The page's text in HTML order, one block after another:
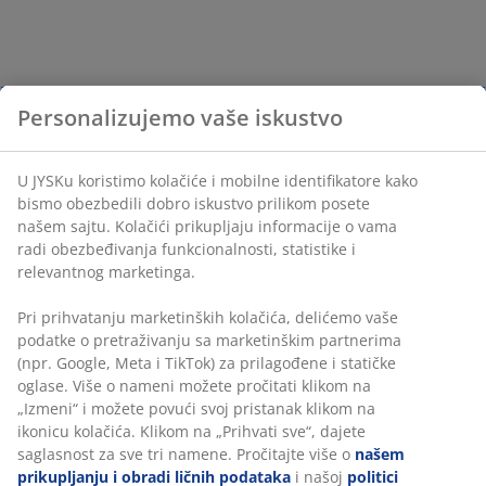
Personalizujemo vaše iskustvo
U JYSKu koristimo kolačiće i mobilne identifikatore kako
bismo obezbedili dobro iskustvo prilikom posete
našem sajtu. Kolačići prikupljaju informacije o vama
radi obezbeđivanja funkcionalnosti, statistike i
relevantnog marketinga.
Pri prihvatanju marketinških kolačića, delićemo vaše
podatke o pretraživanju sa marketinškim partnerima
(npr. Google, Meta i TikTok) za prilagođene i statičke
oglase. Više o nameni možete pročitati klikom na
„Izmeni“ i možete povući svoj pristanak klikom na
ikonicu kolačića. Klikom na „Prihvati sve“, dajete
saglasnost za sve tri namene. Pročitajte više o našem
prikupljanju i obradi ličnih podataka i našoj politici